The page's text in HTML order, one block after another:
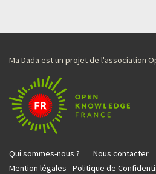
Ma Dada est un projet de l'association
Qui sommes-nous ? Nous contacter
Mention légales - Politique de